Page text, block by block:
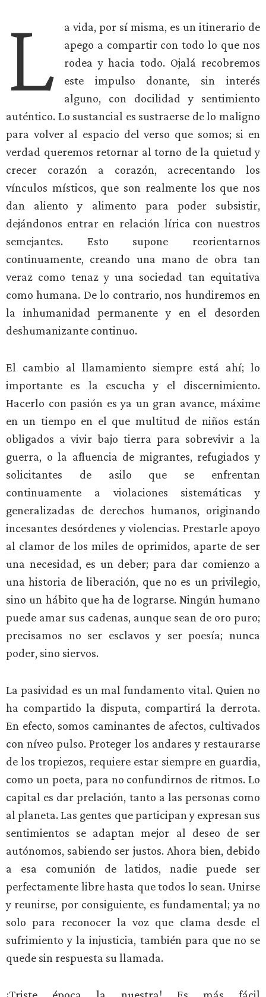
L
a vida, por sí misma, es un itinerario de
apego a compartir con todo lo que nos
rodea y hacia todo. Ojalá recobremos
este impulso donante, sin interés
alguno, con docilidad y sentimiento
auténtico. Lo sustancial es sustraerse de lo maligno
para volver al espacio del verso que somos; si en
verdad queremos retornar al torno de la quietud y
crecer corazón a corazón, acrecentando los
vínculos místicos, que son realmente los que nos
dan aliento y alimento para poder subsistir,
dejándonos entrar en relación lírica con nuestros
semejantes. Esto supone reorientarnos
continuamente, creando una mano de obra tan
veraz como tenaz y una sociedad tan equitativa
como humana. De lo contrario, nos hundiremos en
la inhumanidad permanente y en el desorden
deshumanizante continuo.
El cambio al llamamiento siempre está ahí; lo
importante es la escucha y el discernimiento.
Hacerlo con pasión es ya un gran avance, máxime
en un tiempo en el que multitud de niños están
obligados a vivir bajo tierra para sobrevivir a la
guerra, o la afluencia de migrantes, refugiados y
solicitantes de asilo que se enfrentan
continuamente a violaciones sistemáticas y
generalizadas de derechos humanos, originando
incesantes desórdenes y violencias. Prestarle apoyo
al clamor de los miles de oprimidos, aparte de ser
una necesidad, es un deber; para dar comienzo a
una historia de liberación, que no es un privilegio,
sino un hábito que ha de lograrse. Ningún humano
puede amar sus cadenas, aunque sean de oro puro;
precisamos no ser esclavos y ser poesía; nunca
poder, sino siervos.
La pasividad es un mal fundamento vital. Quien no
ha compartido la disputa, compartirá la derrota.
En efecto, somos caminantes de afectos, cultivados
con níveo pulso. Proteger los andares y restaurarse
de los tropiezos, requiere estar siempre en guardia,
como un poeta, para no confundirnos de ritmos. Lo
capital es dar prelación, tanto a las personas como
al planeta. Las gentes que participan y expresan sus
sentimientos se adaptan mejor al deseo de ser
autónomos, sabiendo ser justos. Ahora bien, debido
a esa comunión de latidos, nadie puede ser
perfectamente libre hasta que todos lo sean. Unirse
y reunirse, por consiguiente, es fundamental; ya no
solo para reconocer la voz que clama desde el
sufrimiento y la injusticia, también para que no se
quede sin respuesta su llamada.